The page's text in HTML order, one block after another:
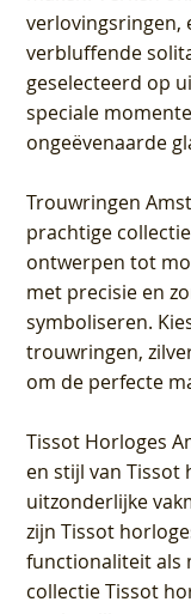
verlovingsringen,
verbluffende
geselecteerd op
speciale
ongeëvenaarde
Trouwringen
prachtige
ontwerpen tot
met precisie en
symboliseren.
trouwringen,
om de perfecte
Tissot Horloges
en stijl van Tissot
uitzonderlijke
zijn Tissot
functionaliteit als
collectie Tissot